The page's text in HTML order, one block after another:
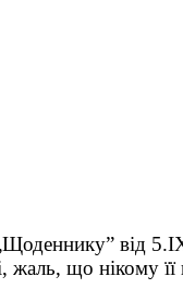
від
що нікому її